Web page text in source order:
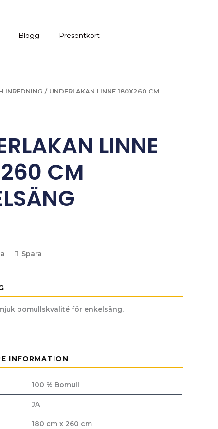
Blogg Presentkort
INREDNING / UNDERLAKAN LINNE 180X260 CM
LINNE
CM
Spara
bomullskvalité för enkelsäng.
INFORMATION
100 % Bomull
JA
180 cm x 260 cm